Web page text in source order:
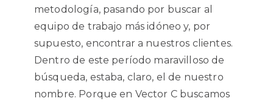
metodología, pasando por buscar al
equipo de trabajo más idóneo y, por
supuesto, encontrar a nuestros clientes.
Dentro de este período maravilloso de
búsqueda, estaba, claro, el de nuestro
nombre. Porque en Vector C buscamos